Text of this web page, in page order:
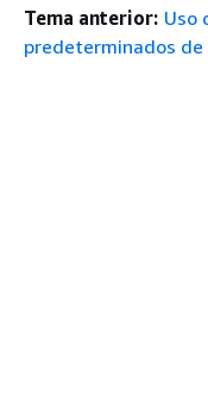
Tema anterior: Uso
predeterminados de